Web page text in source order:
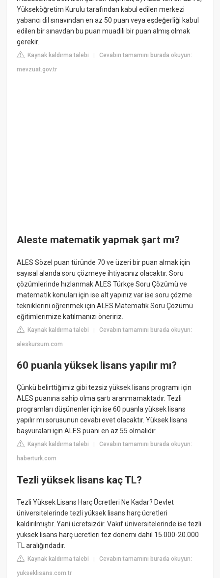
Yükseköğretim Kurulu tarafından kabul edilen merkezi
yabancı dil sınavından en az 50 puan veya eşdeğerliği kabul
edilen bir sınavdan bu puan muadili bir puan almış olmak
gerekir.
Kaynak kaldırma talebi |Cevabın tamamını burada okuyun:
mevzuat.gov.tr
Aleste matematik yapmak şart mı?
ALES Sözel puan türünde 70 ve üzeri bir puan almak için
sayısal alanda soru çözmeye ihtiyacınız olacaktır. Soru
çözümlerinde hızlanmak ALES Türkçe Soru Çözümü ve
matematik konuları için ise alt yapınız var ise soru çözme
tekniklerini öğrenmek için ALES Matematik Soru Çözümü
eğitimlerimize katılmanızı öneririz.
Kaynak kaldırma talebi |Cevabın tamamını burada okuyun:
aleskursum.com
60 puanla yüksek lisans yapılır mı?
Çünkü belirttiğimiz gibi tezsiz yüksek lisans programı için
ALES puanına sahip olma şartı aranmamaktadır. Tezli
programları düşünenler için ise 60 puanla yüksek lisans
yapılır mı sorusunun cevabı evet olacaktır. Yüksek lisans
başvuraları için ALES puanı en az 55 olmalıdır.
Kaynak kaldırma talebi |Cevabın tamamını burada okuyun:
haberturk.com
Tezli yüksek lisans kaç TL?
Tezli Yüksek Lisans Harç Ücretleri Ne Kadar? Devlet
üniversitelerinde tezli yüksek lisans harç ücretleri
kaldırılmıştır. Yani ücretsizdir. Vakıf üniversitelerinde ise tezli
yüksek lisans harç ücretleri tez dönemi dahil 15.000-20.000
TL aralığındadır.
Kaynak kaldırma talebi |Cevabın tamamını burada okuyun:
yukseklisans.com.tr